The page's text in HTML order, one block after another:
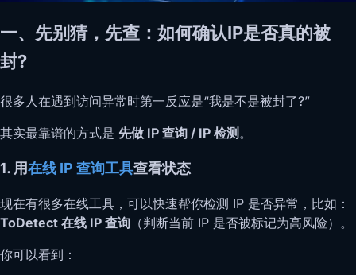
一、先别猜，先查：如何确认IP是否真的被
封?
很多人在遇到访问异常时第一反应是“我是不是被封了?”
其实最靠谱的方式是 先做 IP 查询 / IP 检测。
1. 用在线 IP 查询工具查看状态
现在有很多在线工具，可以快速帮你检测 IP 是否异常，比如：
ToDetect 在线 IP 查询 （判断当前 IP 是否被标记为高风险）。
你可以看到：